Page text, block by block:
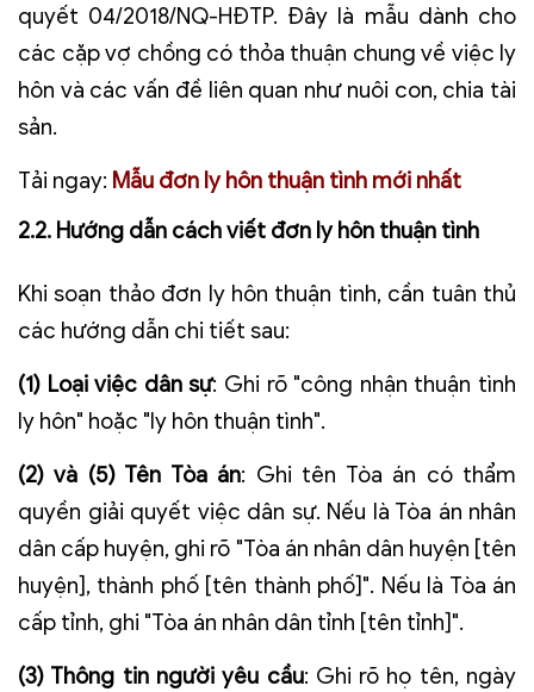
quyết 04/2018/NQ-HĐTP. Đây là mẫu dành cho
các cặp vợ chồng có thỏa thuận chung về việc ly
hôn và các vấn đề liên quan như nuôi con, chia tài
sản.
Tải ngay: Mẫu đơn ly hôn thuận tình mới nhất
2.2. Hướng dẫn cách viết đơn ly hôn thuận tình
Khi soạn thảo đơn ly hôn thuận tình, cần tuân thủ
các hướng dẫn chi tiết sau:
(1) Loại việc dân sự: Ghi rõ "công nhận thuận tình
ly hôn" hoặc "ly hôn thuận tình".
(2) và (5) Tên Tòa án: Ghi tên Tòa án có thẩm
quyền giải quyết việc dân sự. Nếu là Tòa án nhân
dân cấp huyện, ghi rõ "Tòa án nhân dân huyện [tên
huyện], thành phố [tên thành phố]". Nếu là Tòa án
cấp tỉnh, ghi "Tòa án nhân dân tỉnh [tên tỉnh]".
(3) Thông tin người yêu cầu: Ghi rõ họ tên, ngày